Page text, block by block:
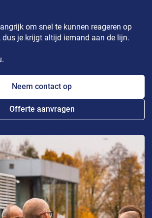
om snel te kunnen reageren op
dus je krijgt altijd iemand aan de lijn.
Neem contact op
Offerte aanvragen